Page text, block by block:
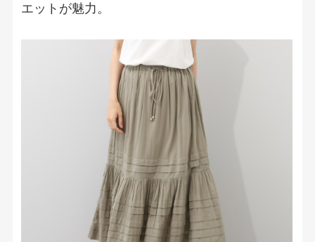
エットが魅力。